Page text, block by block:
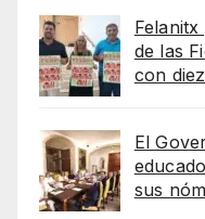
de las
con
El
sus